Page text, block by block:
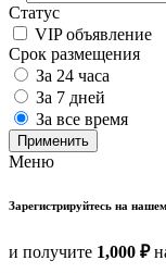
Статус
VIP объявление
Срок размещения
За 24 часа
За 7 дней
За все время
Применить
Меню
Зарегистрируйтесь на
и получите 1,000 ₽